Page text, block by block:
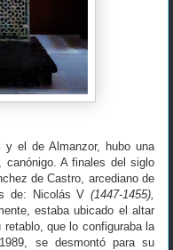
el de Almanzor, hubo una
canónigo. A finales del siglo
de Castro, arcediano de
de: Nicolás V (1447-1455),
estaba ubicado el altar
que lo configuraba la
se desmontó para su